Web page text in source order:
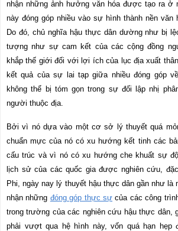
nhận những ảnh hưởng văn hóa được tạo ra ở
này đóng góp nhiều vào sự hình thành nền văn
Do đó, chủ nghĩa hậu thực dân dường như bị
tượng như sự cam kết của các cộng đồng
khắp thế giới đối với lợi ích của lục địa xuất
kết quả của sự lai tạp giữa nhiều đóng góp
không thể bị tóm gọn trong sự đối lập nhị
người thuộc địa.
Bởi vì nó dựa vào một cơ sở lý thuyết quá
chuẩn mực của nó có xu hướng kết tinh các
cấu trúc và vì nó có xu hướng che khuất sự
lịch sử của các quốc gia được nghiên cứu,
Phi, ngày nay lý thuyết hậu thực dân gần như là
nhận những đóng góp thực sự của các công
trong trường của các nghiên cứu hậu thực dân,
phải vượt qua hệ hình này, vốn quá hạn hẹp